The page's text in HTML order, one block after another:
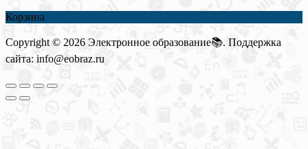
Корзина
Copyright © 2026 Электронное образование📚. Поддержка
сайта: info@eobraz.ru